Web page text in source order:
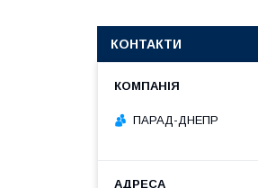
КОНТАКТИ
ПАРАД-ДНЕПР